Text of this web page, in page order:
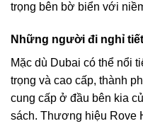
trọng bên bờ biển với
Những người đi nghỉ
Mặc dù Dubai có thể nổi
trọng và cao cấp, thành
cung cấp ở đầu bên kia
sách. Thương hiệu Rove